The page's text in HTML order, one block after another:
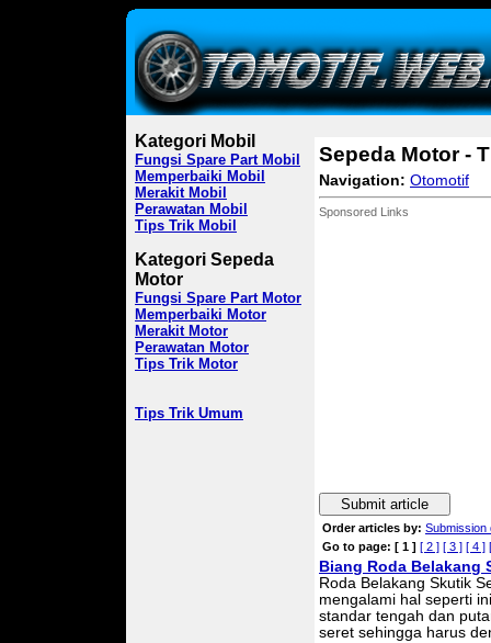
Kategori Mobil
Fungsi Spare Part Mobil
Memperbaiki Mobil
Merakit Mobil
Perawatan Mobil
Tips Trik Mobil
Kategori Sepeda
Motor
Fungsi Spare Part Motor
Memperbaiki Motor
Merakit Motor
Perawatan Motor
Tips Trik Motor
Tips Trik Umum
Sepeda Motor -
Navigation: Otomotif
Sponsored Links
Submit article
Order articles by: Submission
Go to page: [ 1 ] [ 2 ] [ 3 ] [ 4 ]
Biang Roda Belakang
Roda Belakang Skutik
mengalami hal seperti
standar tengah dan
seret sehingga harus